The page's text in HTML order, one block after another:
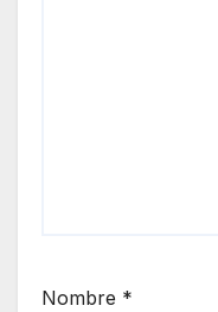
Nombre *